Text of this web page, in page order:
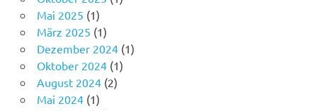
Mai 2025 (1)
März 2025 (1)
Dezember 2024(1)
Oktober 2024(1)
August 2024(2)
Mai 2024(1)